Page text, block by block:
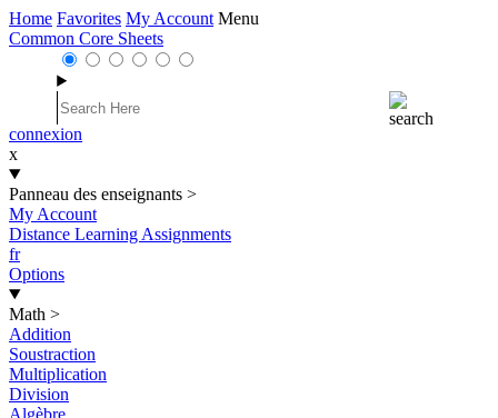
Home Favorites My Account Menu
Common Core Sheets
connexion
x
Panneau des enseignants >
My Account
Distance Learning Assignments
fr
Options
Math >
Addition
Soustraction
Multiplication
Division
Algèbre